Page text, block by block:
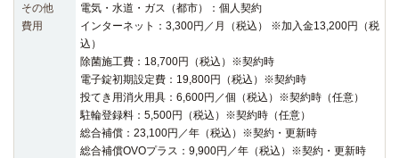
その他
費用
電気・水道・ガス（都市）：個人契約
インターネット：3,300円／月（税込） ※加入金13,200円（税
込）
除菌施工費：18,700円（税込）※契約時
電子錠初期設定費：19,800円（税込）※契約時
投てき用消火用具：6,600円／個（税込）※契約時（任意）
駐輪登録料：5,500円（税込）※契約時（任意）
総合補償：23,100円／年（税込）※契約・更新時
総合補償OVOプラス：9,900円／年（税込）※契約・更新時